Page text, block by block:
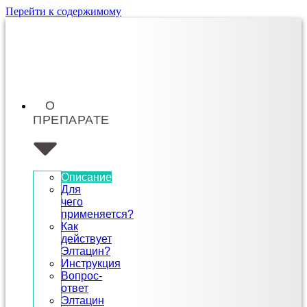
Перейти к содержимому
О
ПРЕПАРАТЕ
Описание
Для
чего
применяется?
Как
действует
Элтацин?
Инструкция
Вопрос-
ответ
Элтацин